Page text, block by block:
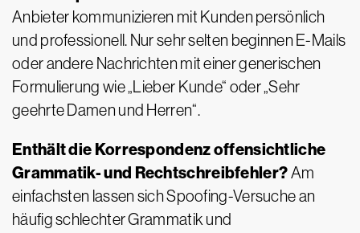
Anbieter kommunizieren mit Kunden persönlich
und professionell. Nur sehr selten beginnen E-Mails
oder andere Nachrichten mit einer generischen
Formulierung wie „Lieber Kunde“ oder „Sehr
geehrte Damen und Herren“.
Enthält die Korrespondenz offensichtliche
Grammatik- und Rechtschreibfehler?Am
einfachsten lassen sich Spoofing-Versuche an
häufig schlechter Grammatik und